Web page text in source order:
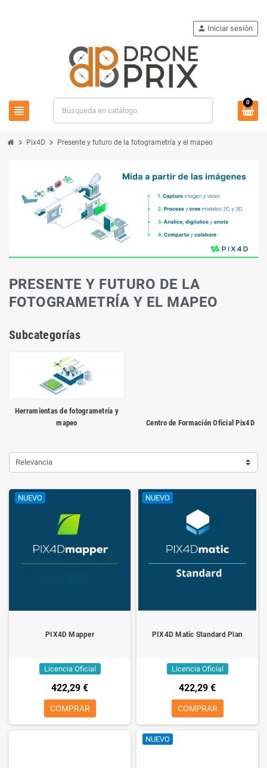
view_headline
person Iniciar sesión
0
chevron_right Pix4D chevron_right Presente y futuro de la fotogrametría y el mapeo
PRESENTE Y FUTURO DE LA
FOTOGRAMETRÍA Y EL MAPEO
Subcategorías
Herramientas de fotogrametría y
mapeo
Centro de Formación Oficial Pix4D
Relevancia
NUEVO
PIX4D Mapper
Licencia Oficial
422,29 €
COMPRAR
NUEVO
PIX4D Matic Standard Plan
Licencia Oficial
422,29 €
COMPRAR
NUEVO